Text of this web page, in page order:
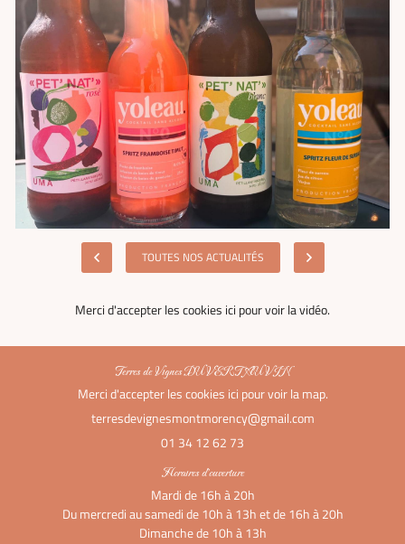
TOUTES NOS ACTUALITÉS
Merci d'accepter les cookies ici pour voir la vidéo.
Terres de Vignes DU VERT AU VIN
Merci d'accepter les cookies ici pour voir la map.
01 34 12 62 73
Horaires d'ouverture
Mardi de 16h à 20h
Du mercredi au samedi de 10h à 13h et de 16h à 20h
Dimanche de 10h à 13h